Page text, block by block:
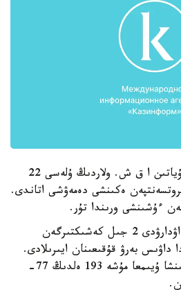
ۇيىمعا قارجىنى مولىنان قۇياتىن ا ق ش. ولاردىڭ ۇلەسى 22
قىتاي 12,01 پروتسەنتپەن ەكىنشى دەمەۋشى اتاندى.
يتا كەتەيىك، ۇيىمعا اقشا اۋدارۋدى 2 جىل كەشىكتىرگەن
داۋىس بەرۋ قۇقىعىنان ايىرىلادى.
تامىز ايىنداعى مالىمەت بويىنشا ۇيىمعا مۇشە 193 ەلدىڭ 77-